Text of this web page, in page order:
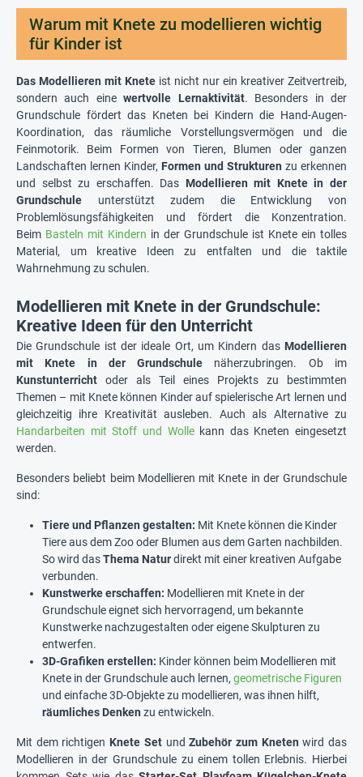
Warum mit Knete zu modellieren wichtig
für Kinder ist
Das Modellieren mit Knete ist nicht nur ein kreativer Zeitvertreib,
sondern auch einewertvolle Lernaktivität. Besonders in der
Grundschule fördert das Kneten bei Kindern die Hand-Augen-
Koordination, das räumliche Vorstellungsvermögen und die
Feinmotorik. Beim Formen von Tieren, Blumen oder ganzen
Landschaften lernen Kinder, Formen und Strukturen zu erkennen
und selbst zu erschaffen. Das Modellieren mit Knete in der
Grundschule unterstützt zudem die Entwicklung von
Problemlösungsfähigkeiten und fördert die Konzentration.
Beim Basteln mit Kindern in der Grundschule ist Knete ein tolles
Material, um kreative Ideen zu entfalten und die taktile
Wahrnehmung zu schulen.
Modellieren mit Knete in der Grundschule:
Kreative Ideen für den Unterricht
Die Grundschule ist der ideale Ort, um Kindern das Modellieren
mit Knete in der Grundschule näherzubringen. Ob im
Kunstunterricht oder als Teil eines Projekts zu bestimmten
Themen – mit Knete können Kinder auf spielerische Art lernen und
gleichzeitig ihre Kreativität ausleben. Auch als Alternative zu
Handarbeiten mit Stoff und Wollekann das Kneten eingesetzt
werden.
Besonders beliebt beim Modellieren mit Knete in der Grundschule
sind:
Tiere und Pflanzen gestalten: Mit Knete können die Kinder
Tiere aus dem Zoo oder Blumen aus dem Garten nachbilden.
So wird dasThema Naturdirekt mit einer kreativen Aufgabe
verbunden.
Kunstwerke erschaffen: Modellieren mit Knete in der
Grundschule eignet sich hervorragend, um bekannte
Kunstwerke nachzugestalten oder eigene Skulpturen zu
entwerfen.
3D-Grafiken erstellen: Kinder können beim Modellieren mit
Knete in der Grundschule auch lernen, geometrische Figuren
und einfache 3D-Objekte zu modellieren, was ihnen hilft,
räumliches Denken zu entwickeln.
Mit dem richtigen Knete SetundZubehör zum Kneten wird das
Modellieren in der Grundschule zu einem tollen Erlebnis. Hierbei